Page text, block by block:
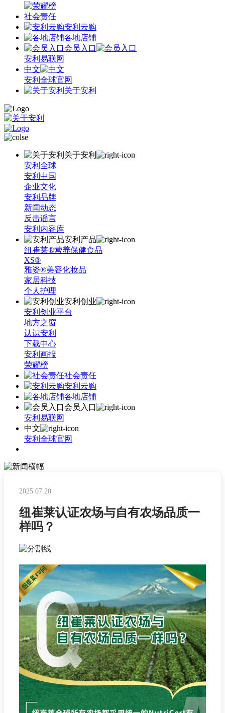
社会责任
安利云购
各地店铺
会员入口
安利易联网
中文
安利全球官网
关于安利
关于安利
安利全球
安利中国
企业文化
安利品牌
新闻动态
反击谣言
安利内容库
安利产品
纽崔莱®营养保健食品
XS®
雅姿®美容化妆品
家居科技
个人护理
安利创业
安利创业平台
地方之窗
认识安利
下载中心
安利画报
荣耀榜
社会责任
安利云购
各地店铺
会员入口
安利易联网
中文
安利全球官网
2025.07.20
纽崔莱认证农场与自有农场品质一
样吗？